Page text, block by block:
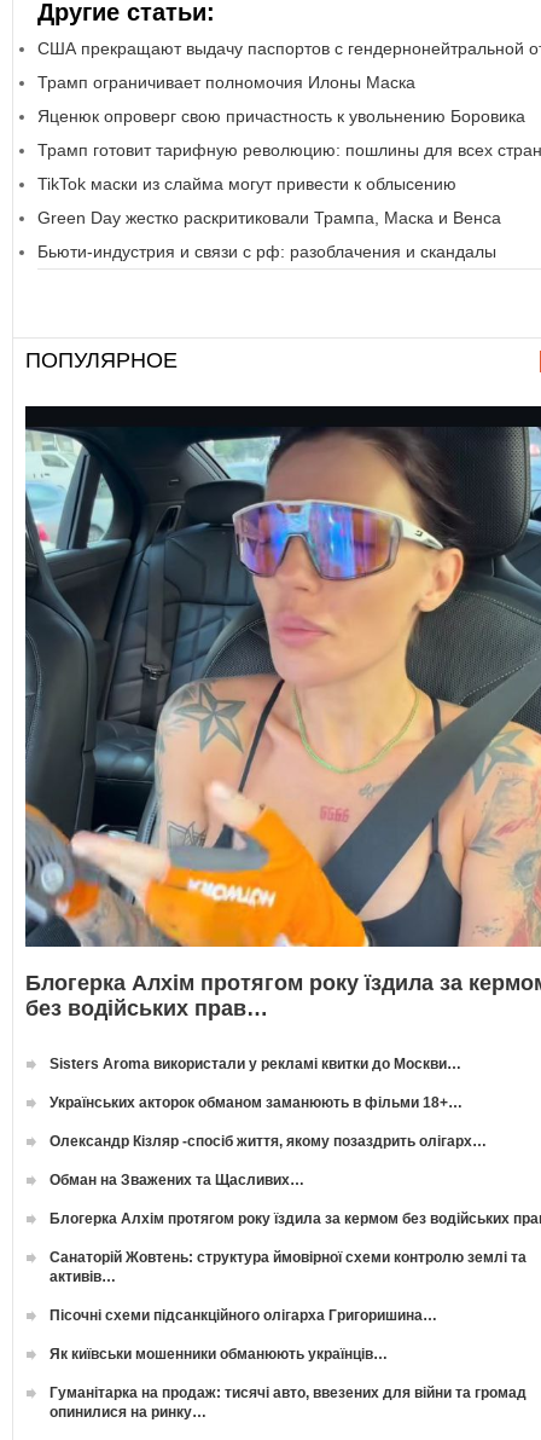
Другие статьи:
США прекращают выдачу паспортов с гендернонейтральной
Трамп ограничивает полномочия Илоны Маска
Яценюк опроверг свою причастность к увольнению Боровика
Трамп готовит тарифную революцию: пошлины для всех
TikTok маски из слайма могут привести к облысению
Green Day жестко раскритиковали Трампа, Маска и Венса
Бьюти-индустрия и связи с рф: разоблачения и скандалы
ПОПУЛЯРНОЕ
Блогерка Алхім протягом року їздила за
без водійських прав…
Sisters Aroma використали у рекламі квитки до Москви…
Українських акторок обманом заманюють в фільми 18+…
Олександр Кізляр -спосіб життя, якому позаздрить олігарх…
Обман на Зважених та Щасливих…
Блогерка Алхім протягом року їздила за кермом без водійських
Санаторій Жовтень: структура ймовірної схеми контролю землі та
активів…
Пісочні схеми підсанкційного олігарха Григоришина…
Як київськи мошенники обманюють українців…
Гуманітарка на продаж: тисячі авто, ввезених для війни та громад
опинилися на ринку…